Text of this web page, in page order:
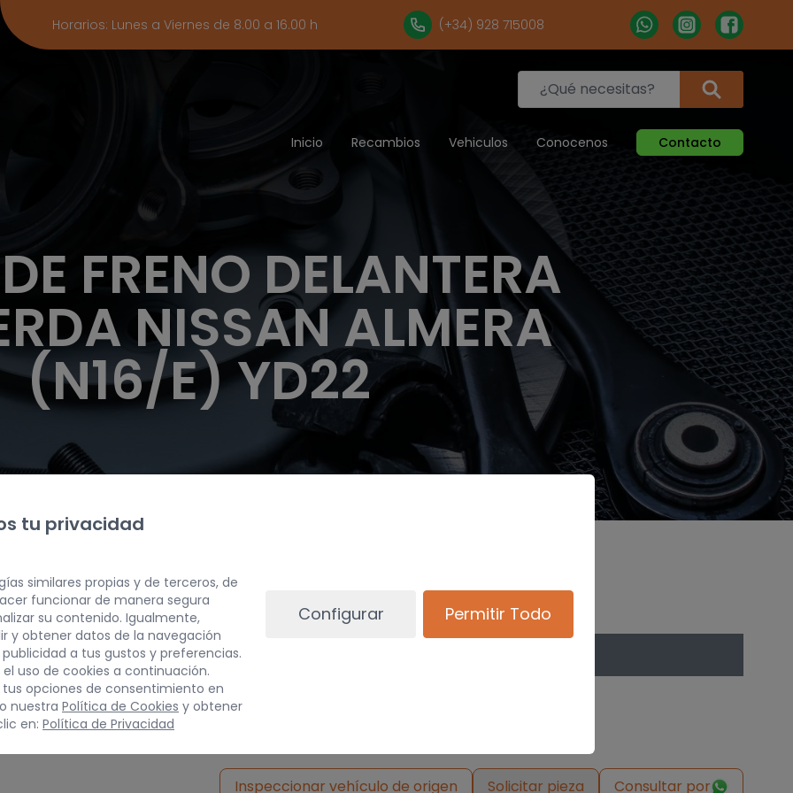
Horarios: Lunes a Viernes de 8.00 a 16.00 h (+34) 928 715008
Inicio Recambios Vehiculos Conocenos Contacto
FRENO DELANTERA
NISSAN ALMERA
(N16/E) YD22
PESO
Inspeccionar vehículo de origen Solicitar pieza Consultar por
tu privacidad
similares propias y de terceros, de
funcionar de manera segura
su contenido. Igualmente,
y obtener datos de la navegación
a tus gustos y preferencias.
uso de cookies a continuación.
opciones de consentimiento en
nuestra Política de Cookies y obtener
en: Política de Privacidad
Configurar Permitir Todo